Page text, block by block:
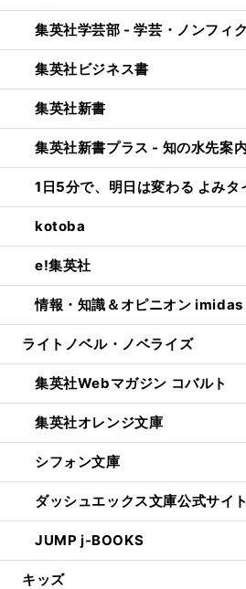
集英社学芸部 - 学芸・ノンフィ
集英社ビジネス書
集英社新書
集英社新書プラス - 知の水先案
1日5分で、明日は変わる よみ
kotoba
e!集英社
情報・知識＆オピニオン imidas
ライトノベル・ノベライズ
集英社Webマガジン コバルト
集英社オレンジ文庫
シフォン文庫
ダッシュエックス文庫公式サイト
JUMP j-BOOKS
キッズ